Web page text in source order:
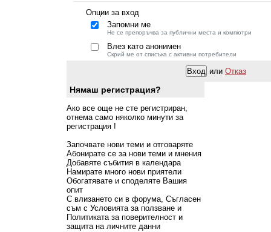
Опции за вход
Запомни ме
Не се препоръчва за публични места и компютри
Влез като анонимен
Скрий ме от списъка с активни потребители
или Отказ
Нямаш регистрация?
Ако все още не сте регистриран,
отнема само няколко минути за
регистрация !
Започвате нови теми и отговаряте
Абонирате се за нови теми и мнения
Добавяте събития в календара
Намирате много нови приятели
Обогатявате и споделяте Вашия
опит
С влизането си в форума, Съгласен
съм с Условията за ползване и
Политиката за поверителност и
защита на личните данни